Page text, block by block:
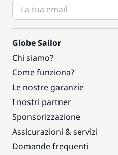
Globe Sailor
Chi siamo?
Come funziona?
Le nostre garanzie
I nostri partner
Sponsorizzazione
Assicurazioni & servizi
Domande frequenti